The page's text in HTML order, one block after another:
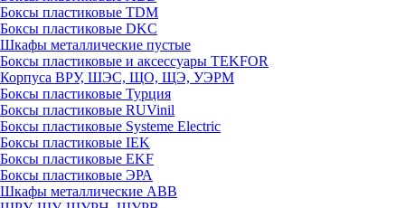
Боксы пластиковые TDM
Боксы пластиковые DKC
Шкафы металлические пустые
Боксы пластиковые и аксессуары TEKFOR
Корпуса ВРУ, ШЭС, ЩО, ЩЭ, УЭРМ
Боксы пластиковые Турция
Боксы пластиковые RUVinil
Боксы пластиковые Systeme Electric
Боксы пластиковые IEK
Боксы пластиковые EKF
Боксы пластиковые ЭРА
Шкафы металлические ABB